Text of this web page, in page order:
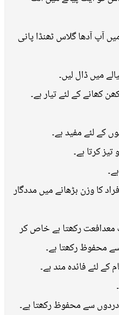
آپ آدھا گلاس ٹھنڈا پانی
میں ڈال لیں۔
کھانے کے لئے تیار ہے۔
کے لئے مفید ہے۔
کرتا ہے۔
کا وزن بڑھانے میں مددگار
رکھتا ہے خاص کر
محفوظ رکھتا ہے۔
لئے فائدہ مند ہے۔
سے محفوظ رکھتا ہے۔